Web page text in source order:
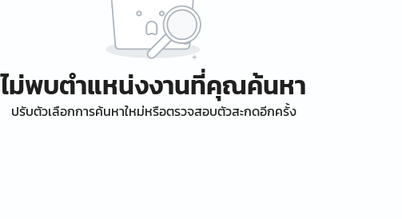
ไม่พบตำแหน่งงานที่คุณค้นหา
ปรับตัวเลือกการค้นหาใหม่หรือตรวจสอบตัวสะกดอีกครั้ง